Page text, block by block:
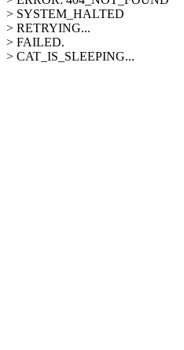
> SYSTEM_HALTED
> RETRYING...
> FAILED.
> CAT_IS_SLEEPING...